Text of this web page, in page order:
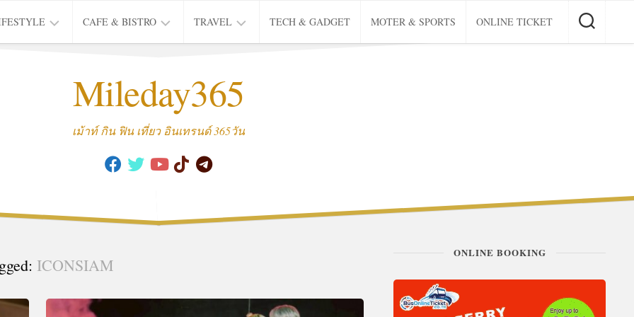
CAFE & BISTRO
CAFE
TRAVEL
THAI
TRIP
TECH & GADGET MOTER & SPORTS ONLINE TICKET
Mileday365
เม้าท์ กิน ฟิน เที่ยว อินเทรนด์ 365วัน
ICONSIAM
ONLINE BOOKING